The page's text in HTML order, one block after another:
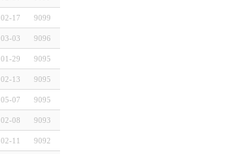
02-17 9099
03-03 9096
01-29 9095
02-13 9095
05-07 9095
02-08 9093
02-11 9092